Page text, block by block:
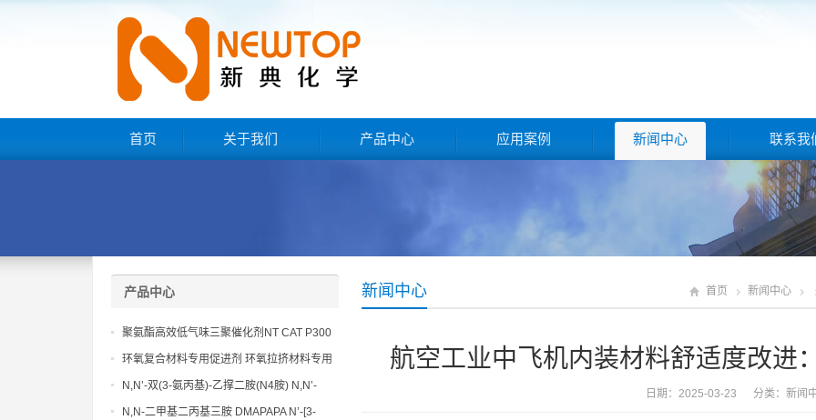
首页 关于我们 产品中心 应用案例 新闻中心 联系我
新闻中心 首页 新闻中心
航空工业中飞机内装材料舒适度改进
日期：2025-03-23 分类： 新闻
产品中心
聚氨酯高效低气味三聚催化剂NT CAT P300
环氧复合材料专用促进剂 环氧拉挤材料专用
促进剂 NT EP 120
N,N’-双(3-氨丙基)-乙撑二胺(N4胺) N,N’-
Bis(3-aminopropyl)-ethylenediamine CAS
N,N-二甲基二丙基三胺 DMAPAPA N’-[3-